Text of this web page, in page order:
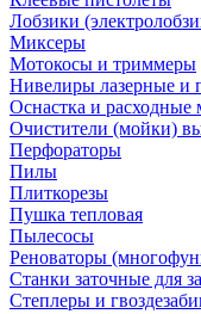
Лобзики
Миксеры
Мотокосы и триммеры
Нивелиры лазерные и
Оснастка и расходные
Очистители (мойки)
Перфораторы
Пилы
Плиткорезы
Пушка тепловая
Пылесосы
Реноваторы
Станки заточные для
Степлеры и